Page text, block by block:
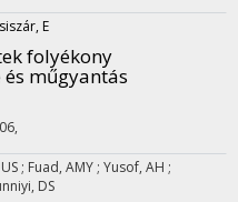
E
folyékony
műgyantás
,
; Fuad, AMY ; Yusof, AH ;
DS